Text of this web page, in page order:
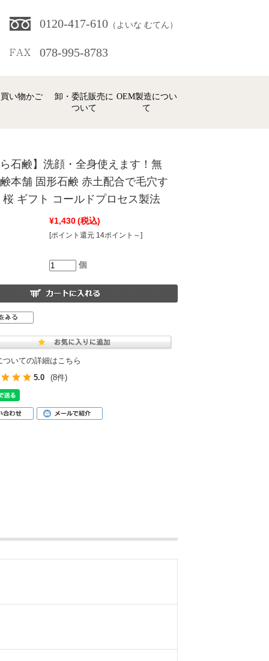
0120-417-610 （よいな むてん）
078-995-8783
ヘアケア
リーム 無添加リップバーム
買い物かご
卸・委託販売に
ついて
OEM製造につい
て
石鹸】洗顔・全身使えます！無
本舗 固形石鹸 赤土配合で毛穴す
桜 ギフト コールドプロセス製法
¥1,430 (税込)
[ポイント還元 14ポイント～]
個
ついての詳細はこちら
5.0
(8件)